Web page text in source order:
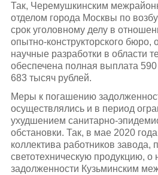
Так, Черемушкинским
отделом города Москвы по
срок уголовному делу в
опытно-конструкторского бюро,
научные разработки в области
обеспечена полная выплата
683 тысяч рублей.
Меры к погашению
осуществлялись и в период
ухудшением санитарно-
обстановки. Так, в мае 2020
коллектива работников завода,
светотехническую продукцию, о
задолженности Кузьминским